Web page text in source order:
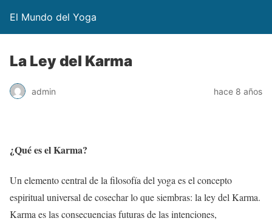
El Mundo del Yoga
La Ley del Karma
admin hace 8 años
¿Qué es el Karma?
Un elemento central de la filosofía del yoga es el concepto
espiritual universal de cosechar lo que siembras: la ley del Karma.
Karma es las consecuencias futuras de las intenciones,